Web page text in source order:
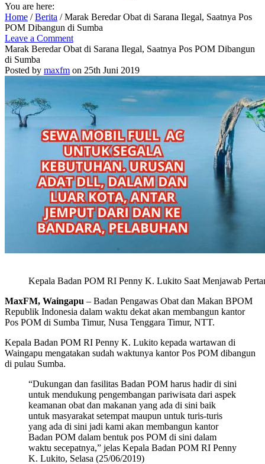
You are here:
Home /Berita /Marak Beredar Obat di Sarana Ilegal, Saatnya Pos
POM Dibangun di Sumba
Leave a Comment
Marak Beredar Obat di Sarana Ilegal, Saatnya Pos POM Dibangun
di Sumba
Posted by maxfm on 25th Juni 2019
Kepala Badan POM RI Penny K. Lukito Saat Menjawab
MaxFM, Waingapu – Badan Pengawas Obat dan Makan BPOM
Republik Indonesia dalam waktu dekat akan membangun kantor
Pos POM di Sumba Timur, Nusa Tenggara Timur, NTT.
Kepala Badan POM RI Penny K. Lukito kepada wartawan di
Waingapu mengatakan sudah waktunya kantor Pos POM dibangun
di pulau Sumba.
“Dukungan dan fasilitas Badan POM harus hadir di sini
untuk mendukung pengembangan pariwisata dari aspek
keamanan obat dan makanan yang ada di sini baik
untuk masyarakat setempat maupun untuk turis-turis
yang ada di sini jadi kami akan membangun kantor
Badan POM dalam bentuk pos POM di sini dalam
waktu secepatnya,” jelas Kepala Badan POM RI Penny
K. Lukito, Selasa (25/06/2019)